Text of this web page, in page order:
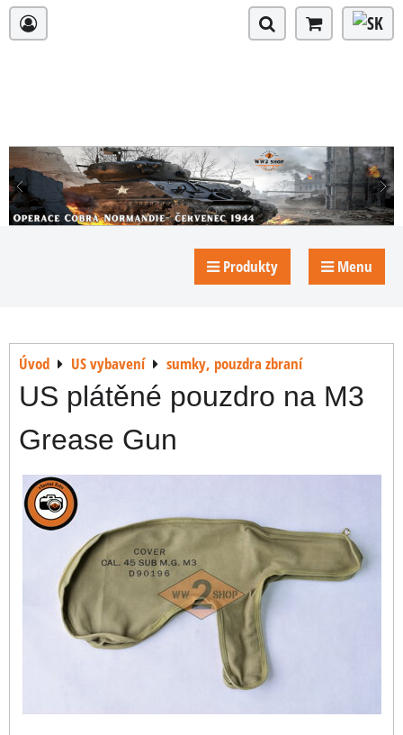
Produkty Menu
Úvod US vybavení sumky, pouzdra zbraní
US plátěné pouzdro na M3
Grease Gun